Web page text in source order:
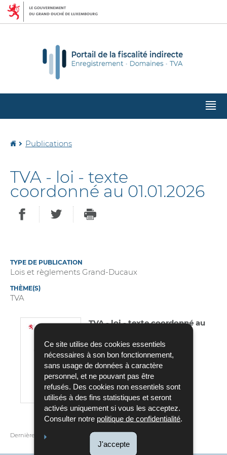
Ce site utilise des cookies essentiels
nécessaires à son bon fonctionnement,
sans usage de données à caractère
personnel, et ne pouvant pas être
refusés. Des cookies non essentiels sont
utilisés à des fins statistiques et seront
activés uniquement si vous les acceptez.
Consulter notre politique de confidentialité
J'accepte
Aller
la
Aller
au
contenu
Accueil
Publications
TVA - loi - texte
coordonné au 01.01.2026
PARTAGER SUR FACEBOOK
PARTAGER SUR TWITTER
TYPE DE PUBLICATION
Lois et règlements Grand-Ducaux
THÈME(S)
TVA
TVA - loi - texte coordonné au
Pdf - 1,15 Mo - 130 page(s)
TÉLÉCHARGER
Dernière mise à jour 12/01/2026